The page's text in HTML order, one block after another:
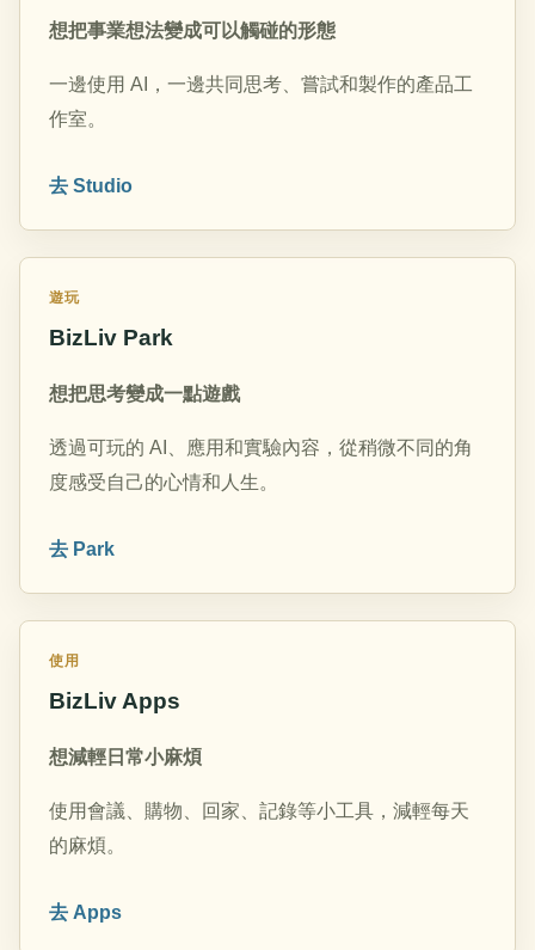
想把事業想法變成可以觸碰的形態
一邊使用 AI，一邊共同思考、嘗試和製作的產品工
作室。
去 Studio
遊玩
BizLiv Park
想把思考變成一點遊戲
透過可玩的 AI、應用和實驗內容，從稍微不同的角
度感受自己的心情和人生。
去 Park
使用
BizLiv Apps
想減輕日常小麻煩
使用會議、購物、回家、記錄等小工具，減輕每天
的麻煩。
去 Apps